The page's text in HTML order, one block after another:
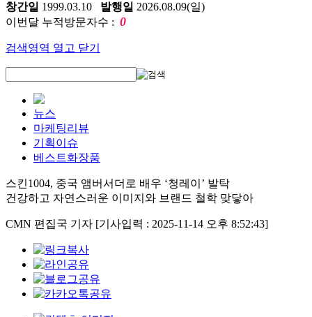
창간일 1999.03.10 발행일 2026.08.09(일)
이번달 누적방문자수 : 0
검색영역 열고 닫기
뉴스
마케팅리뷰
기획이슈
베스트화장품
스킨1004, 중국 앰버서더로 배우 ‘청레이’ 발탁
건강하고 자연스러운 이미지와 브랜드 철학 맞닿아
CMN 편집국 기자 [기사입력 : 2025-11-14 오후 8:52:43]